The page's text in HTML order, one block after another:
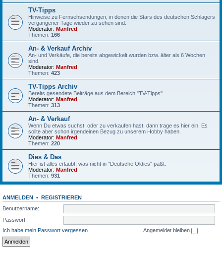
TV-Tipps
Hinweise zu Fernsehsendungen, in denen die Stars des deutschen Schlagers
vergangener Tage wieder zu sehen sind.
Moderator: Manfred
Themen: 166
An- & Verkauf Archiv
An- und Verkäufe, die bereits abgewickelt wurden bzw. älter als 6 Wochen
sind.
Moderator: Manfred
Themen: 423
TV-Tipps Archiv
Bereits gesendete Beiträge aus dem Bereich "TV-Tipps"
Moderator: Manfred
Themen: 313
An- & Verkauf
Wenn Du etwas suchst, oder zu verkaufen hast, dann trage es hier ein. Es
sollte aber schon irgendeinen Bezug zu unserem Hobby haben.
Moderator: Manfred
Themen: 220
Dies & Das
Hier ist alles erlaubt, was nicht in "Deutsche Oldies" paßt.
Moderator: Manfred
Themen: 931
ANMELDEN • REGISTRIEREN
Benutzername:
Passwort:
Ich habe mein Passwort vergessen
Angemeldet bleiben